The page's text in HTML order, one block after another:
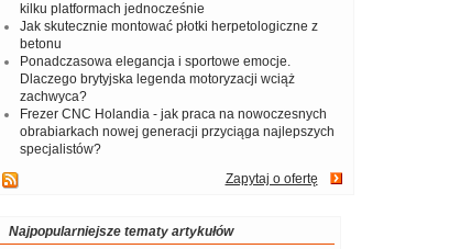
kilku platformach jednocześnie
Jak skutecznie montować płotki herpetologiczne z
betonu
Ponadczasowa elegancja i sportowe emocje.
Dlaczego brytyjska legenda motoryzacji wciąż
zachwyca?
Frezer CNC Holandia - jak praca na nowoczesnych
obrabiarkach nowej generacji przyciąga najlepszych
specjalistów?
Zapytaj o ofertę
Najpopularniejsze tematy artykułów